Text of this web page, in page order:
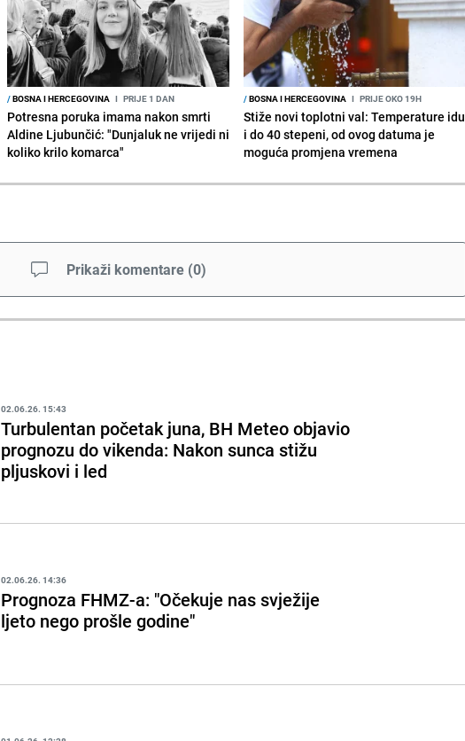
/BOSNA I HERCEGOVINA I PRIJE 1 DAN
Potresna poruka imama nakon smrti
Aldine Ljubunčić: "Dunjaluk ne vrijedi ni
koliko krilo komarca"
/BOSNA I HERCEGOVINA I PRIJE OKO 19H
Stiže novi toplotni val: Temperature idu
i do 40 stepeni, od ovog datuma je
moguća promjena vremena
Prikaži komentare (0)
02.06.26. 15:43
Turbulentan početak juna, BH Meteo objavio
prognozu do vikenda: Nakon sunca stižu
pljuskovi i led
02.06.26. 14:36
Prognoza FHMZ-a: "Očekuje nas svježije
ljeto nego prošle godine"